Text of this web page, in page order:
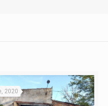
2020